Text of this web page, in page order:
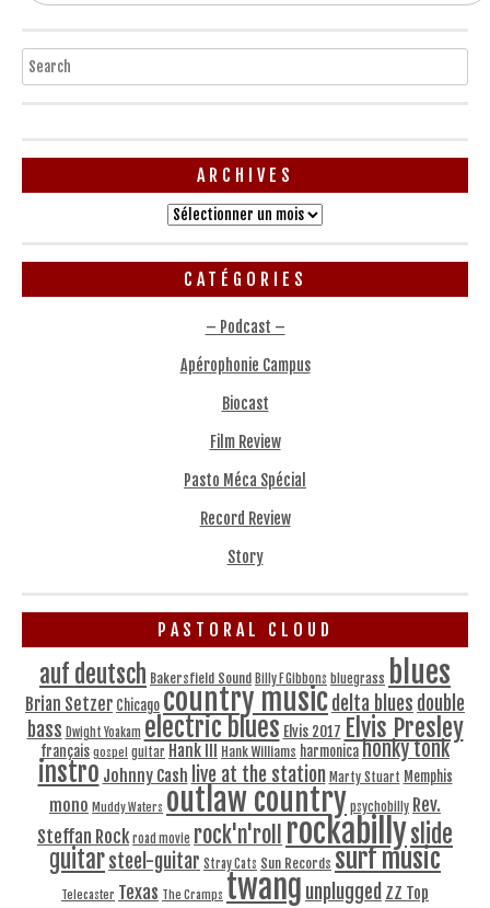
Search
ARCHIVES
Archives
CATÉGORIES
– Podcast –
Apérophonie Campus
Biocast
Film Review
Pasto Méca Spécial
Record Review
Story
PASTORAL CLOUD
auf deutsch Bakersfield Sound Billy F Gibbons bluegrass blues
Brian Setzer Chicago country musicdelta blues double
bass Dwight Yoakam electric blues Elvis 2017 Elvis Presley
français gospel guitar Hank III Hank Williams harmonicahonky tonk
instro Johnny Cash live at the station Marty Stuart Memphis
mono Muddy Waters outlaw country psychobilly Rev.
Steffan Rock road movie rock'n'roll rockabillyslide
guitarsteel-guitar Stray Cats Sun Records surf music
Telecaster Texas The Cramps twang unplugged ZZ Top